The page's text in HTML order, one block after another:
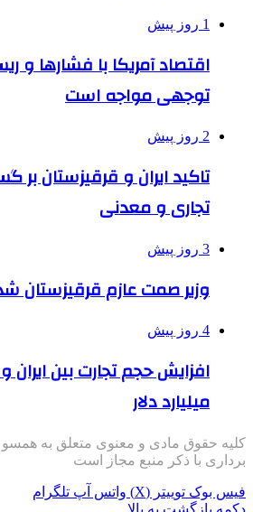
1 روز پیش
اقتصاد آمریکا با فشارها و
توجهی مواجه است
2 روز پیش
تاکید ایران و قرقیزستان
تجاری و معدنی
3 روز پیش
وزیر صمت عازم قرقیزستان
4 روز پیش
میلیارد دلار
کلیه حقوق مادی و معنوی متعلق به
برداری با ذکر منبع مجاز است
فیس بوک توییتر (X) واتس آپ تلگرام
دکمه بازگشت به بالا